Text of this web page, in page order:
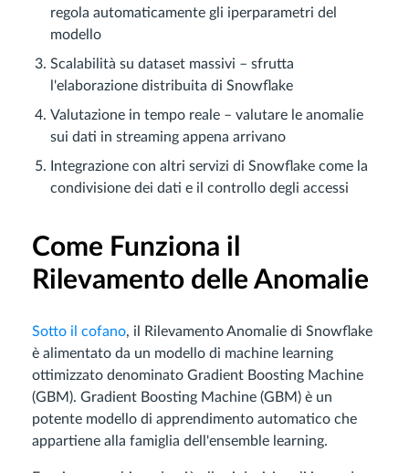
regola automaticamente gli iperparametri del
modello
Scalabilità su dataset massivi – sfrutta
l'elaborazione distribuita di Snowflake
Valutazione in tempo reale – valutare le anomalie
sui dati in streaming appena arrivano
Integrazione con altri servizi di Snowflake come la
condivisione dei dati e il controllo degli accessi
Come Funziona il
Rilevamento delle Anomalie
Sotto il cofano, il Rilevamento Anomalie di Snowflake
è alimentato da un modello di machine learning
ottimizzato denominato Gradient Boosting Machine
(GBM). Gradient Boosting Machine (GBM) è un
potente modello di apprendimento automatico che
appartiene alla famiglia dell'ensemble learning.